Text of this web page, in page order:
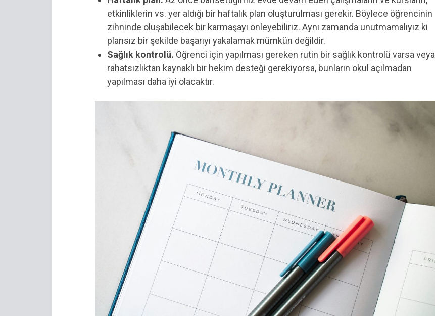
etkinliklerin vs. yer aldığı bir haftalık plan oluşturulması gerekir. Böylece öğrencinin
zihninde oluşabilecek bir karmaşayı önleyebiliriz. Aynı zamanda unutmamalıyız ki
plansız bir şekilde başarıyı yakalamak mümkün değildir.
Sağlık kontrolü. Öğrenci için yapılması gereken rutin bir sağlık kontrolü varsa veya
rahatsızlıktan kaynaklı bir hekim desteği gerekiyorsa, bunların okul açılmadan
yapılması daha iyi olacaktır.